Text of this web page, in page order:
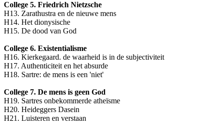
College 5. Friedrich Nietzsche
H13. Zarathustra en de nieuwe mens
H14. Het dionysische
H15. De dood van God
College 6. Existentialisme
H16. Kierkegaard. de waarheid is in de subjectiviteit
H17. Authenticiteit en het absurde
H18. Sartre: de mens is een 'niet'
College 7. De mens is geen God
H19. Sartres onbekommerde atheïsme
H20. Heideggers Dasein
H21. Luisteren en verstaan